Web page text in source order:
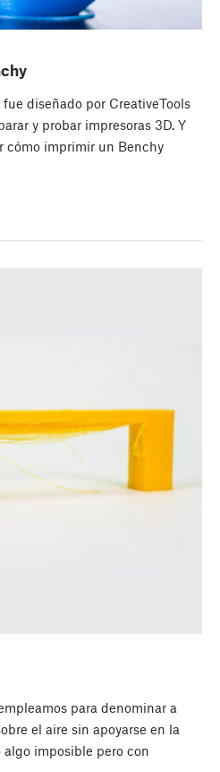
diseñado por CreativeTools
y probar impresoras 3D. Y
cómo imprimir un Benchy
para denominar a
el aire sin apoyarse en la
algo imposible pero con